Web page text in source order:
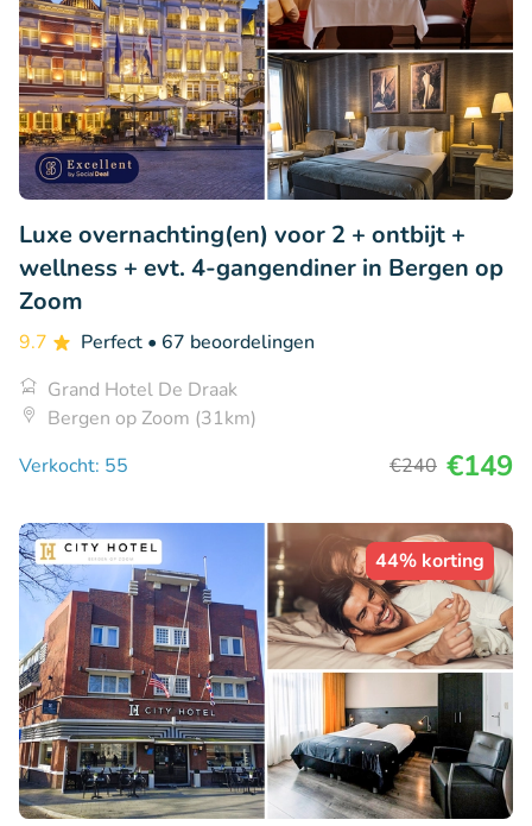
Luxe overnachting(en) voor 2 + ontbijt +
wellness + evt. 4-gangendiner in Bergen op
Zoom
9.7 Perfect • 67 beoordelingen
Grand Hotel De Draak
Bergen op Zoom (31km)
Verkocht: 55
€240 €149
44% korting